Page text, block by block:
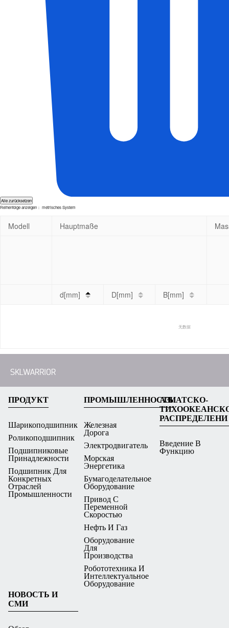
Alle zurücksetzen
Reihenfolge anzeigen： metrisches System
Modell Hauptmaße
d[mm] D[mm] B[mm]
无数据
ПРОДУКТ
Шарикоподшипник
Роликоподшипник
Подшипниковые
Принадлежности
Подшипник Для
Конкретных
Отраслей
Промышленности
ПРОМЫШЛЕННОСТЬ
Железная
Дорога
Электродвигатель
Морская
Энергетика
Бумагоделательное
Оборудование
Привод С
Переменной
Скоростью
Нефть И Газ
Оборудование
Для
Производства
Робототехника И
Интеллектуальное
Оборудование
АЗИАТСКО-
РАСПРЕДЕЛЕНИ
Введение В
Функцию
НОВОСТЬ И
СМИ